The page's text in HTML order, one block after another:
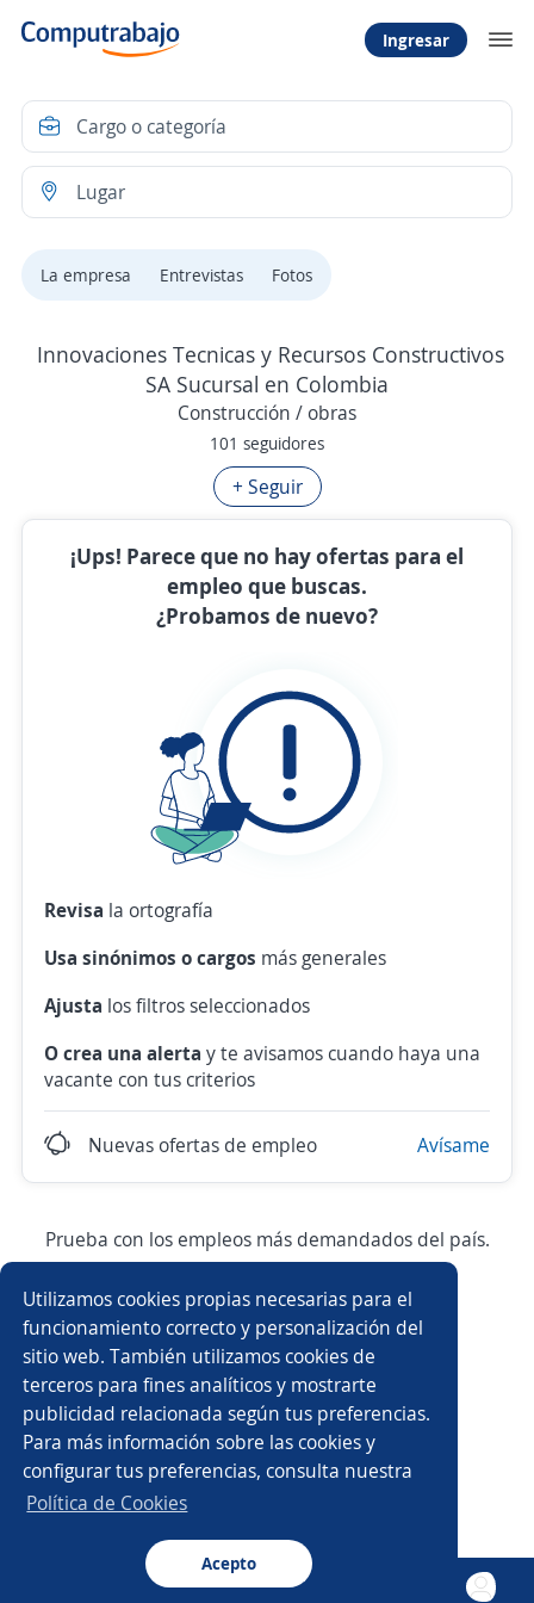
Utilizamos cookies propias necesarias para el
funcionamiento correcto y personalización del
sitio web. También utilizamos cookies de
terceros para fines analíticos y mostrarte
publicidad relacionada según tus preferencias.
Para más información sobre las cookies y
configurar tus preferencias, consulta nuestra
Política de Cookies
Acepto
Ingresar
La empresa Entrevistas Fotos
Innovaciones Tecnicas y Recursos Constructivos
SA Sucursal en Colombia
Construcción / obras
101 seguidores
+ Seguir
¡Ups! Parece que no hay ofertas para el
empleo que buscas.
¿Probamos de nuevo?
Revisa la ortografía
Usa sinónimos o cargos más generales
Ajusta los filtros seleccionados
O crea una alerta y te avisamos cuando haya una
vacante con tus criterios
Nuevas ofertas de empleo Avísame
Prueba con los empleos más demandados del país.
Asesor/a comercial Asesor/a comercial freelance
Producción Ejecutivo/a comercial
Auxiliar de almacén Auxiliar administrativo/a
Asesor/a telefónico Auxiliar de cocina
Asesor/a servicio al cliente Conductor/a